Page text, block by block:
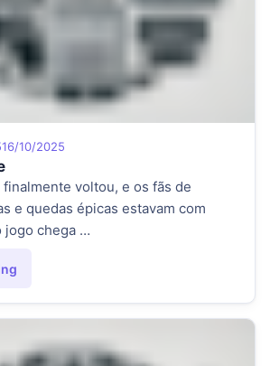
16/10/2025
voltou, e os fãs de
e quedas épicas estavam com
jogo chega …